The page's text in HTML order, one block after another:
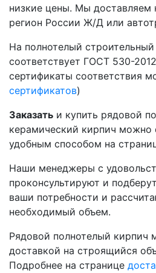
низкие цены. Мы доставляем
регион России Ж/Д или
На полнотелый
соответствует ГОСТ 530-
сертификаты соответствия
сертификатов)
Заказать и купить рядовой
керамический кирпич можно
удобным способом на
Наши менеджеры с
проконсультируют и
ваши потребности и
необходимый объем.
Рядовой полнотелый кирпич
доставкой на строящийся
Подробнее на странице